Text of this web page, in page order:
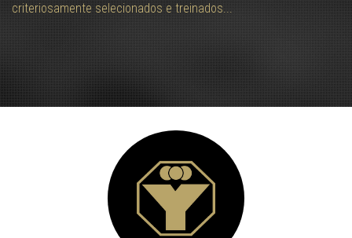
criteriosamente selecionados e treinados...